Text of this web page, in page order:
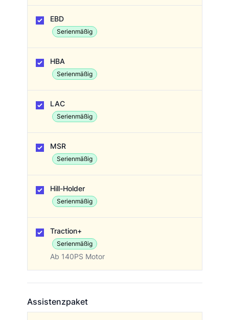
EBD
Serienmäßig
HBA
Serienmäßig
LAC
Serienmäßig
MSR
Serienmäßig
Hill-Holder
Serienmäßig
Traction+
Serienmäßig
Ab 140PS Motor
Assistenzpaket